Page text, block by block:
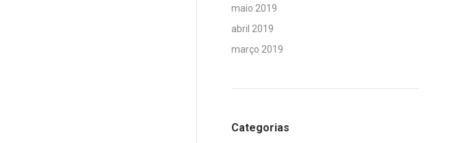
maio 2019
abril 2019
março 2019
Categorias